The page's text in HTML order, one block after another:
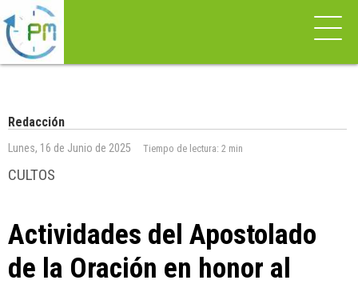
Redacción
Lunes, 16 de Junio de 2025 Tiempo de lectura: 2 min
CULTOS
Actividades del Apostolado
de la Oración en honor al